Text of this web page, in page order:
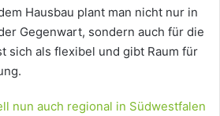
Hausbau plant man nicht nur in
Gegenwart, sondern auch für die
sich als flexibel und gibt Raum für
nun auch regional in Südwestfalen